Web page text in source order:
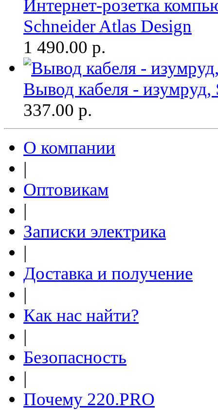
Интернет-розетка
Schneider Atlas Design
1 490.00 р.
Вывод кабеля -
337.00 р.
О компании
|
Оптовикам
|
Записки электрика
|
Доставка и получение
|
Как нас найти?
|
Безопасность
|
Почему 220.PRO